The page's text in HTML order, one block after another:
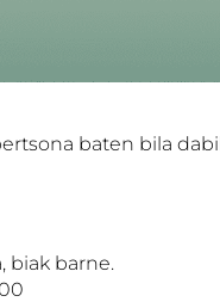
baten bila
biak barne.